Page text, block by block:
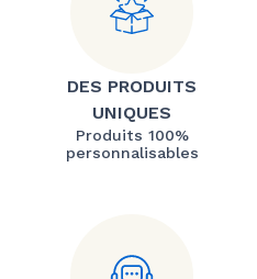
DES PRODUITS
UNIQUES
Produits 100%
personnalisables